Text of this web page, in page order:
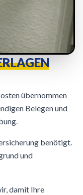
übernommen
Belegen und
benötigt.
und
damit Ihre